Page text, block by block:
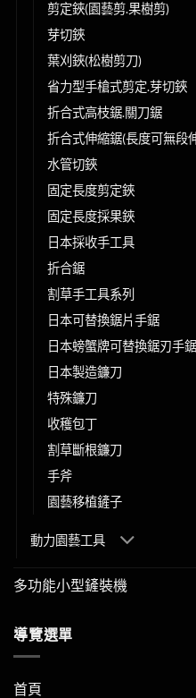
剪定鋏(園藝剪.果樹剪)
芽切鋏
葉刈鋏(松樹剪刀)
省力型手槍式剪定.芽切鋏
折合式高枝鋸.關刀鋸
折合式伸縮鋸(長度可無段
水管切鋏
固定長度剪定鋏
固定長度採果鋏
日本採收手工具
折合鋸
割草手工具系列
日本可替換鋸片手鋸
日本螃蟹牌可替換鋸刃手
日本製造鐮刀
特殊鐮刀
收穫包丁
割草斷根鐮刀
手斧
園藝移植鏟子
動力園藝工具
多功能小型鏟裝機
導覽選單
首頁